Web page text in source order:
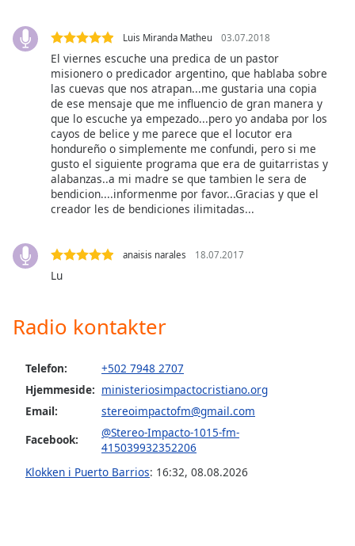
Picture
Fullscreen
Beginning
will
cancel
the
window.
Color
Opacity
Luis Miranda Matheu 03.07.2018
El viernes escuche una predica de un pastor
misionero o predicador argentino, que hablaba sobre
las cuevas que nos atrapan...me gustaria una copia
de ese mensaje que me influencio de gran manera y
que lo escuche ya empezado...pero yo andaba por los
cayos de belice y me parece que el locutor era
hondureño o simplemente me confundi, pero si me
gusto el siguiente programa que era de guitarristas y
alabanzas..a mi madre se que tambien le sera de
bendicion....informenme por favor...Gracias y que el
creador les de bendiciones ilimitadas...
anaisis narales 18.07.2017
Lu
Radio kontakter
Telefon:
+502 7948 2707
Hjemmeside: ministeriosimpactocristiano.org
Email:
stereoimpactofm@gmail.com
Facebook:
@Stereo-Impacto-1015-fm-
415039932352206
Klokken i Puerto Barrios: 16:32, 08.08.2026